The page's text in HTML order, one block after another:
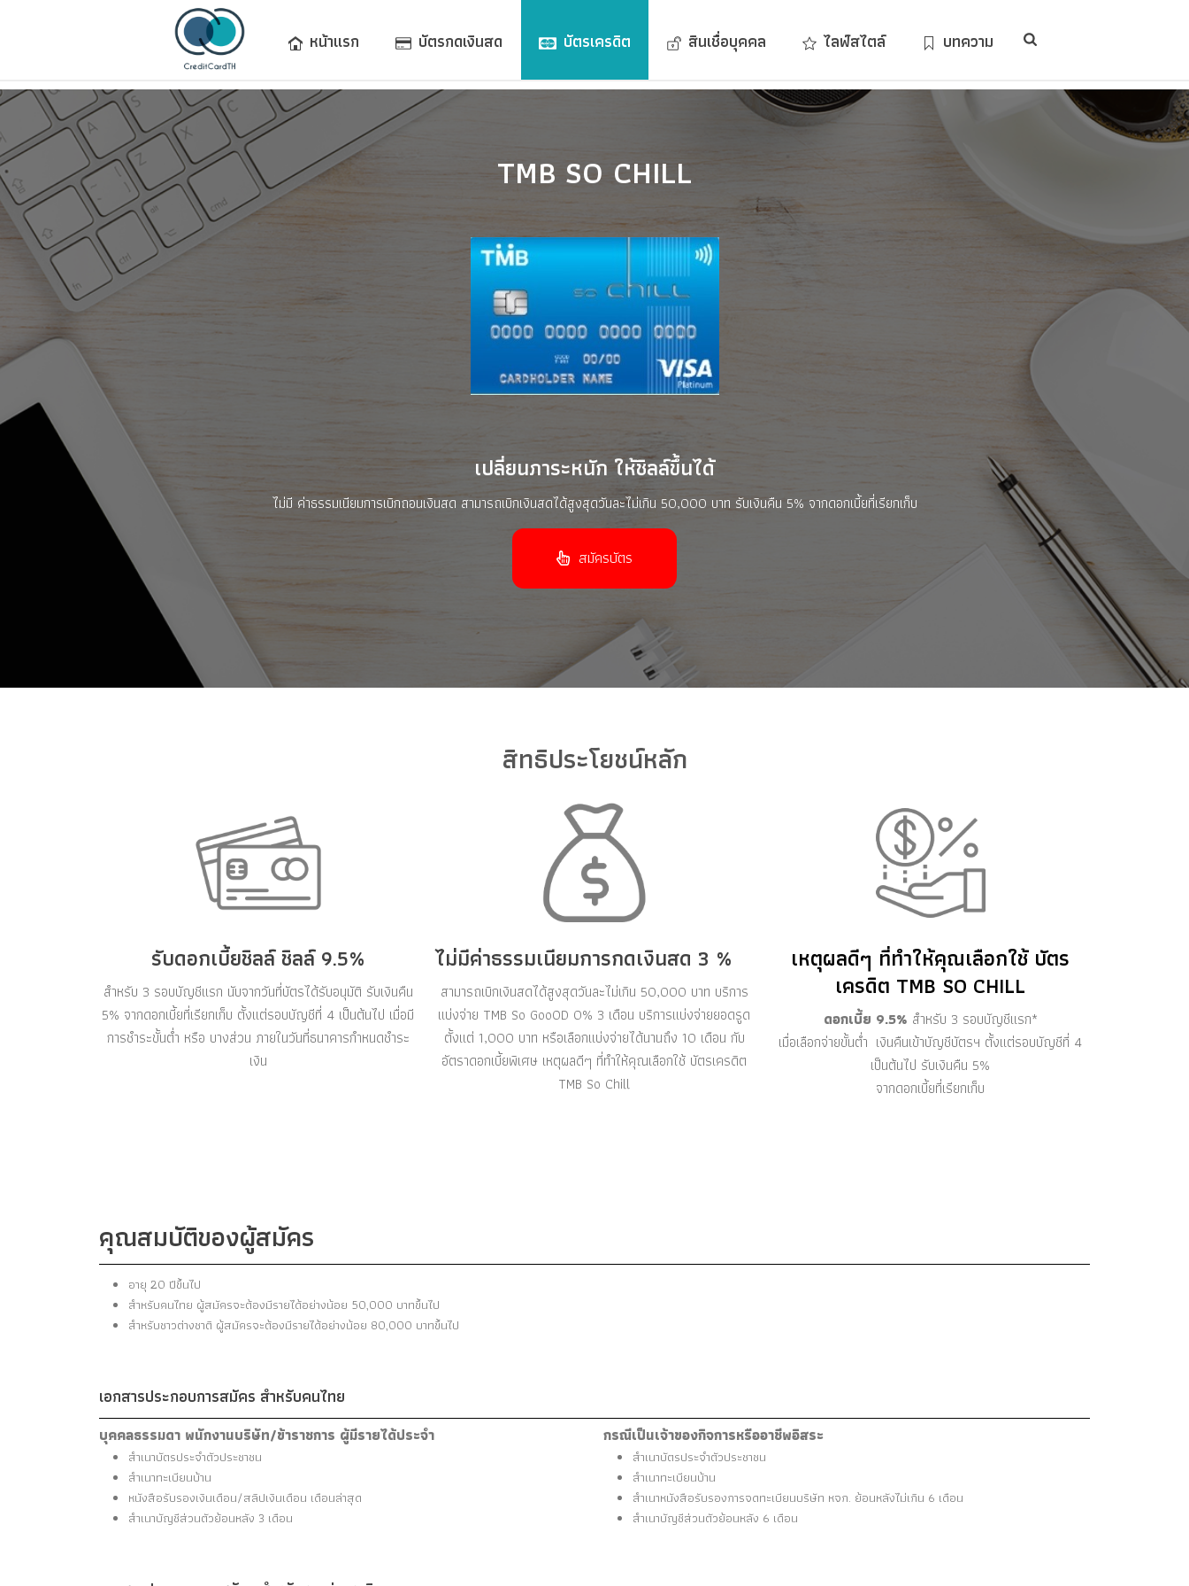
หน้าแรก บัตรกดเงินสด บัตรเครดิต สินเชื่อบุคคล ไลฟ์สไตล์ บทความ
TMB SO CHILL
เปลี่ยนภาระหนัก ให้ชิลล์ขึ้นได้
ไม่มี ค่าธรรมเนียมการเบิกถอนเงินสด สามารถเบิกเงินสดได้สูงสุดวันละไม่เกิน 50,000 บาท รับเงินคืน 5% จากดอกเบี้ยที่เรียกเก็บ
สมัครบัตร
สิทธิประโยชน์หลัก
รับดอกเบี้ยชิลล์ ชิลล์ 9.5%
สำหรับ 3 รอบบัญชีแรก นับจากวันที่บัตรได้รับอนุมัติ รับเงินคืน
5% จากดอกเบี้ยที่เรียกเก็บ ตั้งแต่รอบบัญชีที่ 4 เป็นต้นไป เมื่อมี
การชำระขั้นต่ำ หรือ บางส่วน ภายในวันที่ธนาคารกำหนดชำระ
เงิน
ไม่มีค่าธรรมเนียมการกดเงินสด 3 %
สามารถเบิกเงินสดได้สูงสุดวันละไม่เกิน 50,000 บาท บริการ
แบ่งจ่าย TMB So GooOD 0% 3 เดือน บริการแบ่งจ่ายยอดรูด
ตั้งแต่ 1,000 บาท หรือเลือกแบ่งจ่ายได้นานถึง 10 เดือน กับ
อัตราดอกเบี้ยพิเศษ เหตุผลดีๆ ที่ทำให้คุณเลือกใช้ บัตรเครดิต
TMB So Chill
เหตุผลดีๆ ที่ทำให้คุณเลือกใช้ บัตร
เครดิต TMB SO CHILL
ดอกเบี้ย 9.5% สำหรับ 3 รอบบัญชีแรก*
เมื่อเลือกจ่ายขั้นต่ำ เงินคืนเข้าบัญชีบัตรฯ ตั้งแต่รอบบัญชีที่ 4
เป็นต้นไป รับเงินคืน 5%
จากดอกเบี้ยที่เรียกเก็บ
คุณสมบัติของผู้สมัคร
อายุ 20 ปีขึ้นไป
สำหรับคนไทย ผู้สมัครจะต้องมีรายได้อย่างน้อย 50,000 บาทขึ้นไป
สำหรับชาวต่างชาติ ผู้สมัครจะต้องมีรายได้อย่างน้อย 80,000 บาทขึ้นไป
เอกสารประกอบการสมัคร สำหรับคนไทย
บุคคลธรรมดา พนักงานบริษัท/ข้าราชการ ผู้มีรายได้ประจำ
สำเนาบัตรประจำตัวประชาชน
สำเนาทะเบียนบ้าน
หนังสือรับรองเงินเดือน/สลิปเงินเดือน เดือนล่าสุด
สำเนาบัญชีส่วนตัวย้อนหลัง 3 เดือน
กรณีเป็นเจ้าของกิจการหรืออาชีพอิสระ
สำเนาบัตรประจำตัวประชาชน
สำเนาทะเบียนบ้าน
สำเนาหนังสือรับรองการจดทะเบียนบริษัท หจก. ย้อนหลังไม่เกิน 6 เดือน
สำเนาบัญชีส่วนตัวย้อนหลัง 6 เดือน